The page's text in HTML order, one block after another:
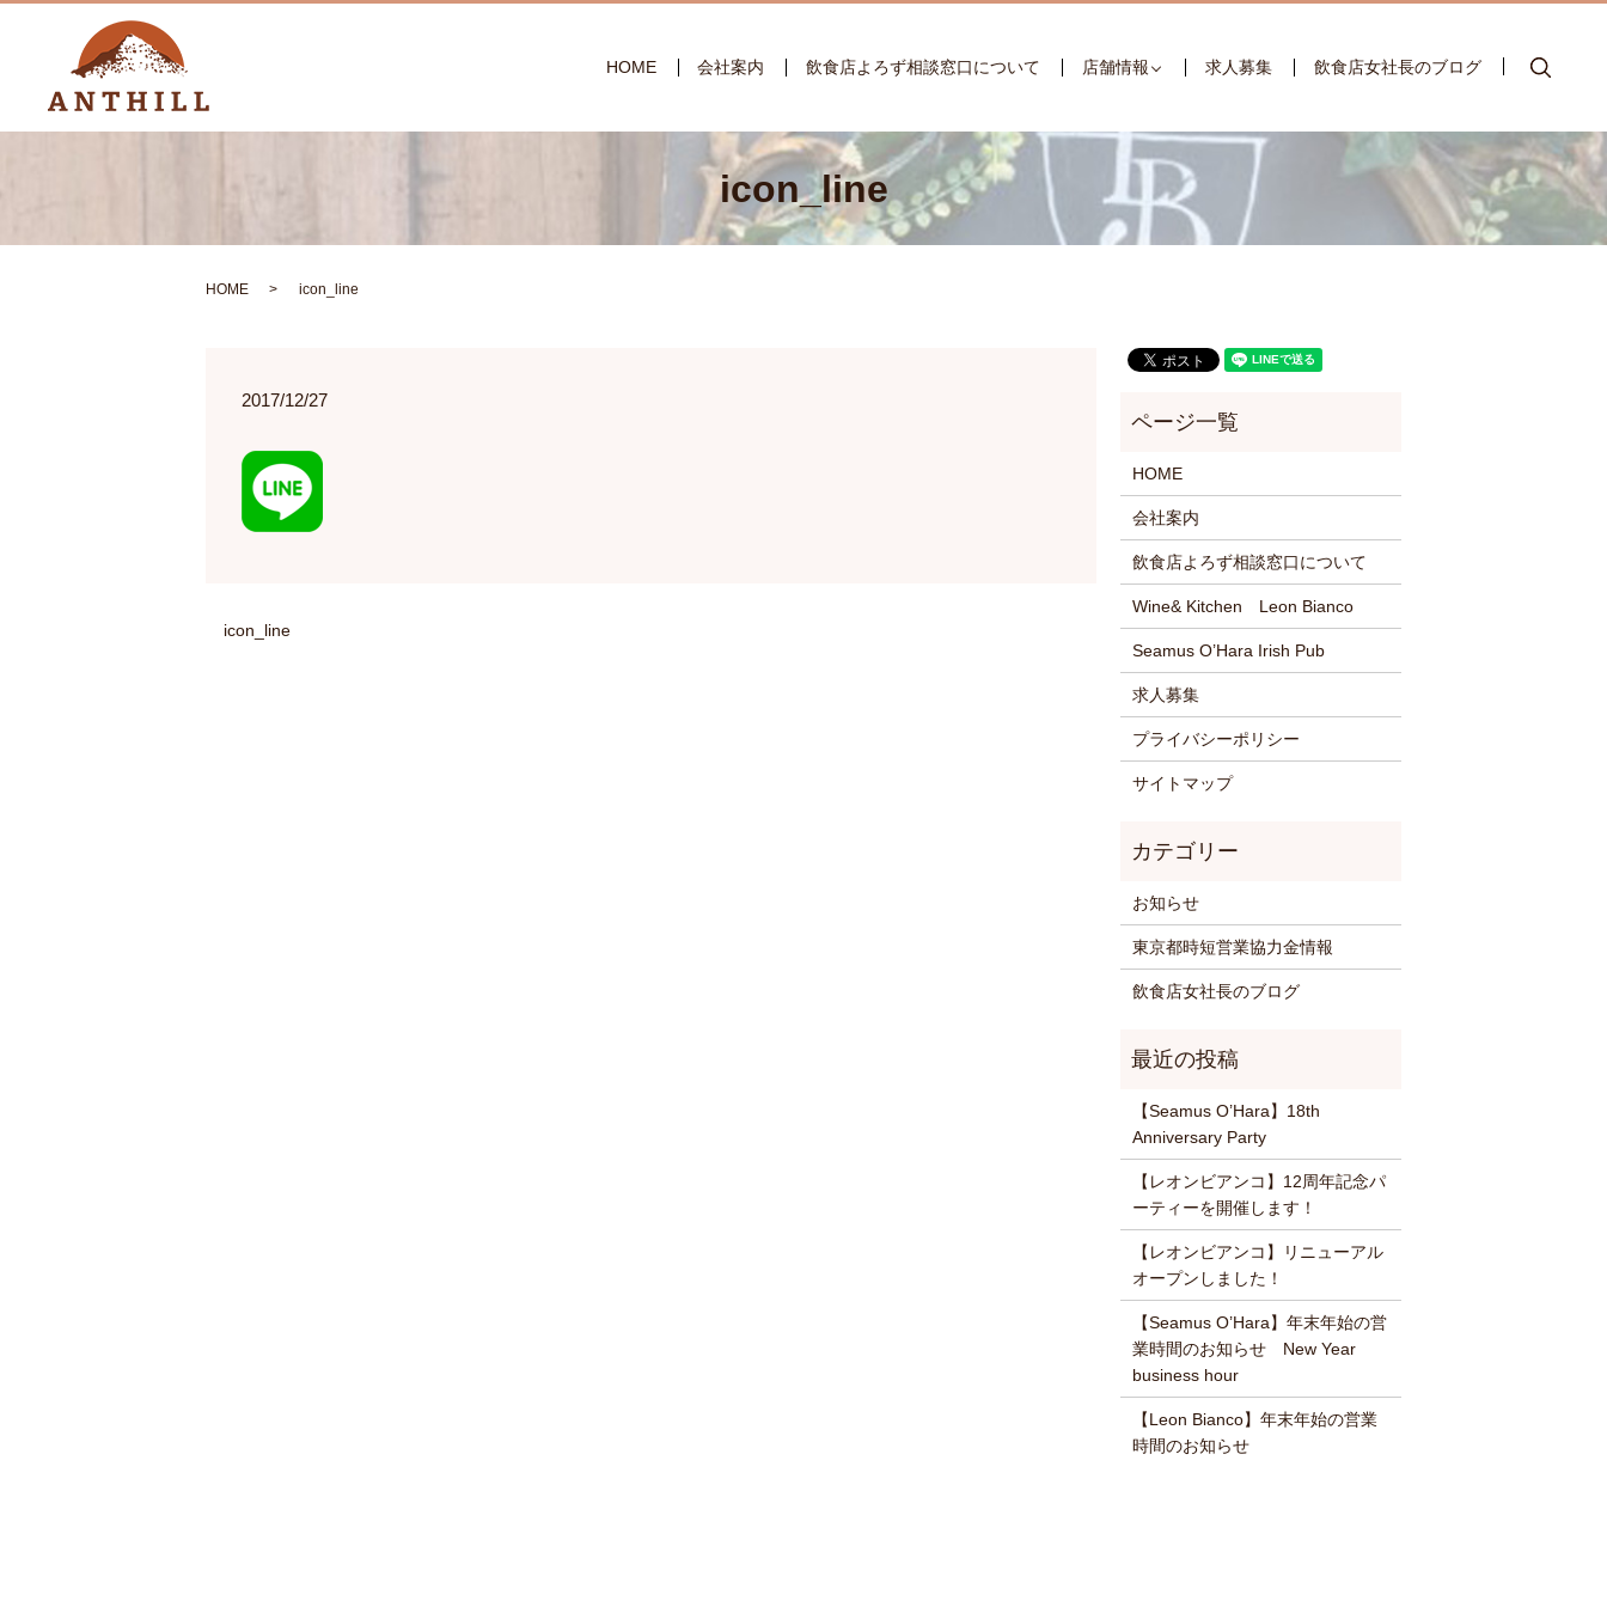
HOME 会社案内 飲食店よろず相談窓口について 店舗情報 求人募集 飲食店女社長のブログ
icon_line
HOME icon_line
2017/12/27
icon_line
HOME
会社案内
飲食店よろず相談窓口について
Wine& Kitchen Leon Bianco
Seamus O’Hara Irish Pub
求人募集
プライバシーポリシー
サイトマップ
お知らせ
東京都時短営業協力金情報
飲食店女社長のブログ
【Seamus O’Hara】18th
Anniversary Party
【レオンビアンコ】12周年記念パ
ーティーを開催します！
【レオンビアンコ】リニューアル
オープンしました！
【Seamus O’Hara】年末年始の営
業時間のお知らせ New Year
business hour
【Leon Bianco】年末年始の営業
時間のお知らせ